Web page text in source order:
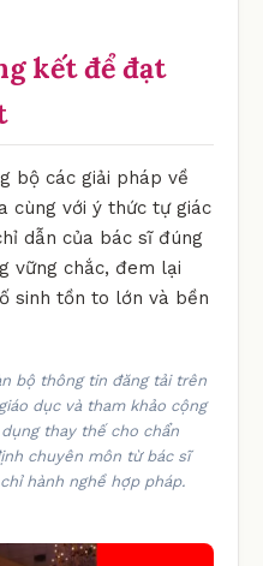
kết để đạt
bộ các giải pháp về
cùng với ý thức tự giác
dẫn của bác sĩ đúng
vững chắc, đem lại
sinh tồn to lớn và bền
bộ thông tin đăng tải trên
dục và tham khảo cộng
thay thế cho chẩn
chuyên môn từ bác sĩ
hành nghề hợp pháp.